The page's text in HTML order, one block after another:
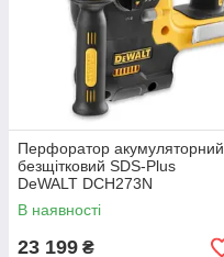
Перфоратор акумуляторний
безщітковий SDS-Plus
DeWALT DCH273N
В наявності
23 199 ₴